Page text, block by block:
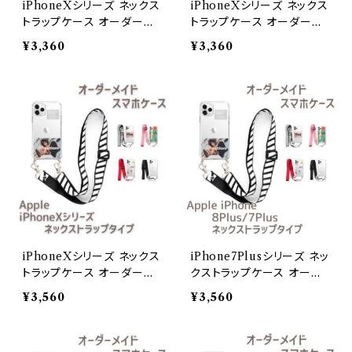
iPhoneXシリーズ ネックス
トラップケース オーダーメ
イドiPhoneXS
¥3,360
iPhoneXシリーズ ネックス
トラップケース オーダーメ
イドiPhoneXR
¥3,360
iPhoneXシリーズ ネックス
トラップケース オーダーメ
イドiPhoneXS Max
¥3,560
iPhone7Plusシリーズ ネッ
クストラップケース オーダ
ーメイド
¥3,560